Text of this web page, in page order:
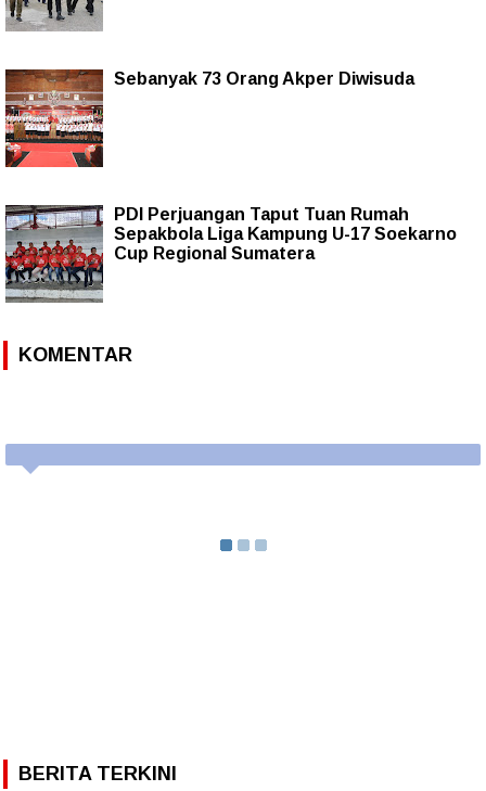
Sebanyak 73 Orang Akper Diwisuda
PDI Perjuangan Taput Tuan Rumah
Sepakbola Liga Kampung U-17 Soekarno
Cup Regional Sumatera
KOMENTAR
BERITA TERKINI